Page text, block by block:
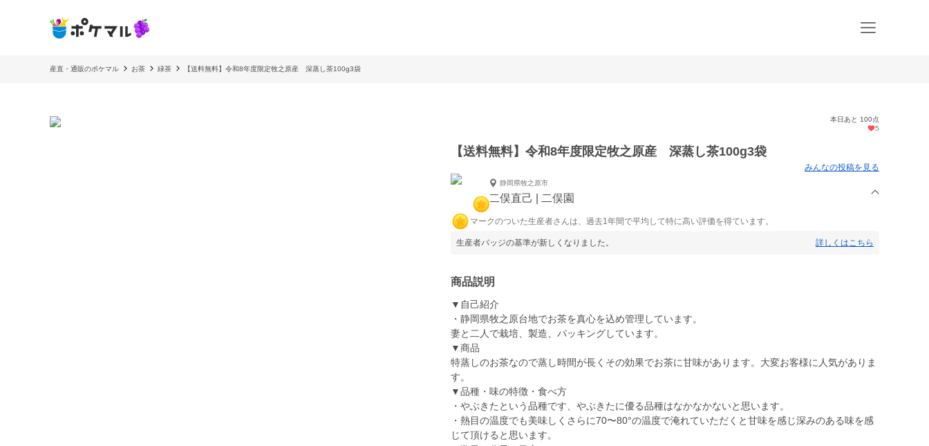
産直・通販のポケマル お茶 緑茶 【送料無料】令和8年度限定牧之原産 深蒸し茶100g3袋
本日あと 100点
5
【送料無料】令和8年度限定牧之原産 深蒸し茶100g3袋
みんなの投稿を見る
静岡県牧之原市
二俣直己 | 二俣園
マークのついた生産者さんは、過去1年間で平均して特に高い評価を得ています。
生産者バッジの基準が新しくなりました。 詳しくはこちら
商品説明
▼自己紹介
・静岡県牧之原台地でお茶を真心を込め管理しています。
妻と二人で栽培、製造、パッキングしています。
▼商品
特蒸しのお茶なので蒸し時間が長くその効果でお茶に甘味があります。大変お客様に人気がありま
す。
▼品種・味の特徴・食べ方
・やぶきたという品種です、やぶきたに優る品種はなかなかないと思います。
・熱目の温度でも美味しくさらに70〜80°の温度で淹れていただくと甘味を感じ深みのある味を感
じて頂けると思います。